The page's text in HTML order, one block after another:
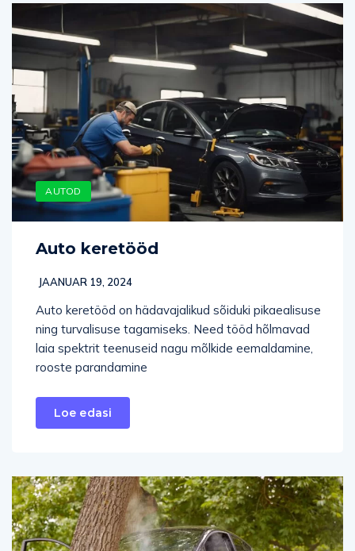
AUTOD
Auto keretööd
JAANUAR 19, 2024
Auto keretööd on hädavajalikud sõiduki pikaealisuse
ning turvalisuse tagamiseks. Need tööd hõlmavad
laia spektrit teenuseid nagu mõlkide eemaldamine,
rooste parandamine
Loe edasi